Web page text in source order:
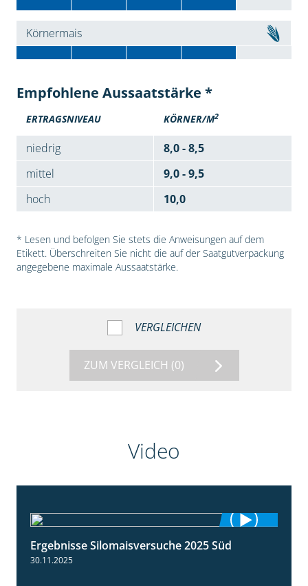
Körnermais
Empfohlene Aussaatstärke *
ERTRAGSNIVEAU KÖRNER/M2
niedrig
8,0 - 8,5
mittel
9,0 - 9,5
hoch
10,0
* Lesen und befolgen Sie stets die Anweisungen auf dem
Etikett. Überschreiten Sie nicht die auf der Saatgutverpackung
angegebene maximale Aussaatstärke.
VERGLEICHEN
ZUM VERGLEICH (0)
Video
Ergebnisse Silomaisversuche 2025 Süd
30.11.2025